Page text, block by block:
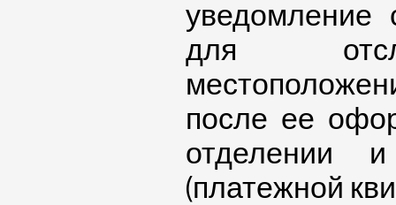
уведомление
для
после ее
отделении
(платежной